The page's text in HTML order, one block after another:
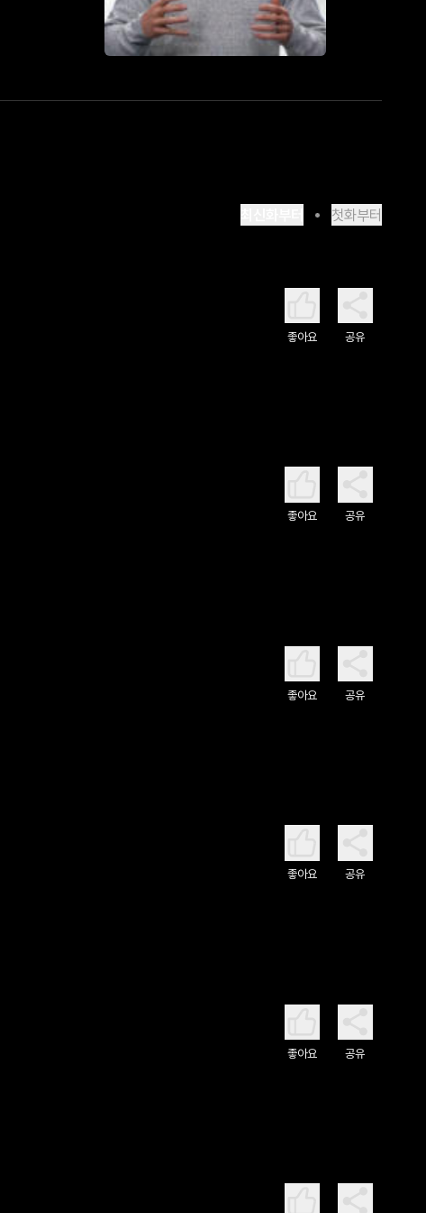
첫화부터
좋아요 공유
좋아요 공유
좋아요 공유
좋아요 공유
좋아요 공유